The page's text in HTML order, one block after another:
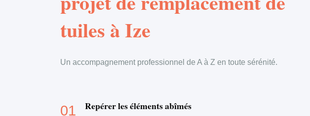
tuiles à Ize
Un accompagnement professionnel de A à Z en toute sérénité.
Repérer les éléments abîmés